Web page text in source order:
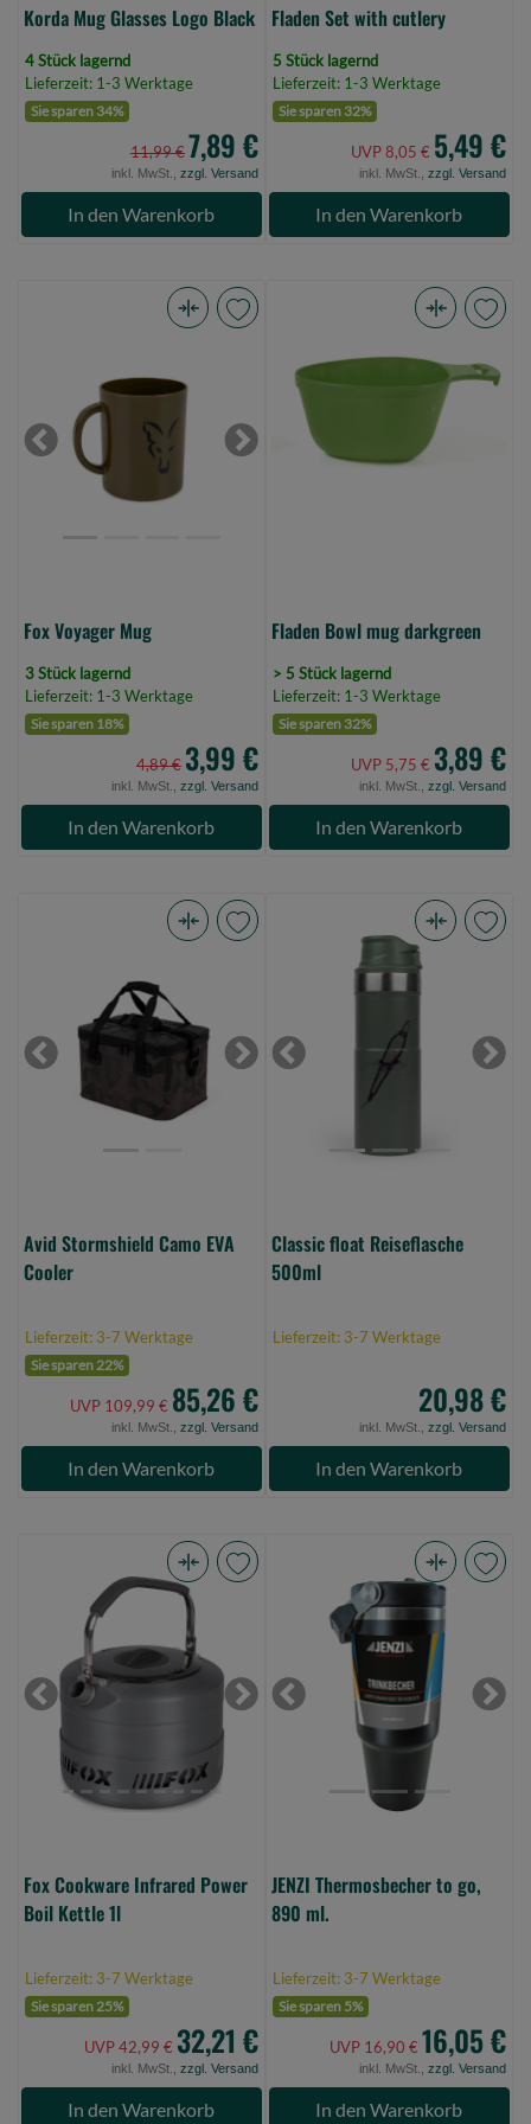
Korda Mug Glasses Logo Black
4 Stück lagernd
Lieferzeit: 1-3 Werktage
Sie sparen 34%
11,99 €7,89 €
inkl. MwSt., zzgl. Versand
In den Warenkorb
Fladen Set with cutlery
5 Stück lagernd
Lieferzeit: 1-3 Werktage
Sie sparen 32%
UVP 8,05 € 5,49 €
inkl. MwSt., zzgl. Versand
In den Warenkorb
(Bild
0)Previous Next
Fox Voyager Mug
3 Stück lagernd
Lieferzeit: 1-3 Werktage
Sie sparen 18%
4,89 € 3,99 €
inkl. MwSt., zzgl. Versand
In den Warenkorb
Bowl
mug
darkgreen
Fladen Bowl mug darkgreen
> 5 Stück lagernd
Lieferzeit: 1-3 Werktage
Sie sparen 32%
UVP 5,75 € 3,89 €
inkl. MwSt., zzgl. Versand
In den Warenkorb
EVA
Cooler
Previous Next
Avid Stormshield Camo EVA
Cooler
Lieferzeit: 3-7 Werktage
Sie sparen 22%
UVP 109,99 € 85,26 €
inkl. MwSt., zzgl. Versand
In den Warenkorb
500ml
(BildPrevious Next
Classic float Reiseflasche
500ml
Lieferzeit: 3-7 Werktage
20,98 €
inkl. MwSt., zzgl. Versand
In den Warenkorb
Cookware
Infrared
Power
Boil
Kettle
Previous Next
Fox Cookware Infrared Power
Boil Kettle 1l
Lieferzeit: 3-7 Werktage
Sie sparen 25%
UVP 42,99 € 32,21 €
inkl. MwSt., zzgl. Versand
In den Warenkorb
Thermosbecher
go,
890Previous Next
JENZI Thermosbecher to go,
890 ml.
Lieferzeit: 3-7 Werktage
Sie sparen 5%
UVP 16,90 € 16,05 €
inkl. MwSt., zzgl. Versand
In den Warenkorb